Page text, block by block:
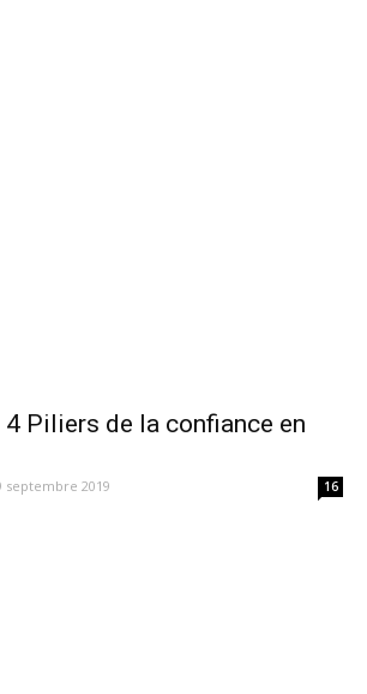
Piliers de la confiance en
septembre 2019 16